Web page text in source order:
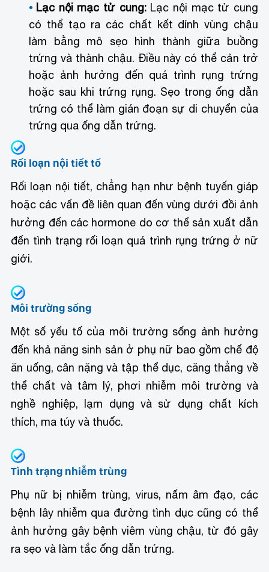
Lạc nội mạc tử cung:Lạc nội mạc tử cung
có thể tạo ra các chất kết dính vùng chậu
làm bằng mô sẹo hình thành giữa buồng
trứng và thành chậu. Điều này có thể cản trở
hoặc ảnh hưởng đến quá trình rụng trứng
hoặc sau khi trứng rụng. Sẹo trong ống dẫn
trứng có thể làm gián đoạn sự di chuyển của
trứng qua ống dẫn trứng.
Rối loạn nội tiết tố
Rối loạn nội tiết, chẳng hạn như bệnh tuyến giáp
hoặc các vấn đề liên quan đến vùng dưới đồi ảnh
hưởng đến các hormone do cơ thể sản xuất dẫn
đến tình trạng rối loạn quá trình rụng trứng ở nữ
giới.
Môi trường sống
Một số yếu tố của môi trường sống ảnh hưởng
đến khả năng sinh sản ở phụ nữ bao gồm chế độ
ăn uống, cân nặng và tập thể dục, căng thẳng về
thể chất và tâm lý, phơi nhiễm môi trường và
nghề nghiệp, lạm dụng và sử dụng chất kích
thích, ma túy và thuốc.
Tình trạng nhiễm trùng
Phụ nữ bị nhiễm trùng, virus, nấm âm đạo, các
bệnh lây nhiễm qua đường tình dục cũng có thể
ảnh hưởng gây bệnh viêm vùng chậu, từ đó gây
ra sẹo và làm tắc ống dẫn trứng.